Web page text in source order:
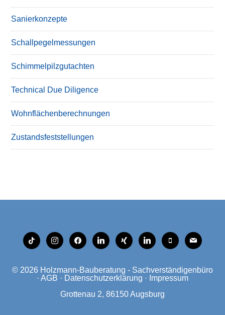
Sanierkonzepte
Schallpegelmessungen
Schimmelpilzgutachten
Technical Due Diligence
Wohnflächenberechnungen
Zustandsfeststellungen
tiktok instagramfacebooklinkedinxing linkedinmobilemail
© 2026 Holzmann-Bauberatung - Sachverständigenbüro
· AGB · Datenschutzerklärung · Impressum
Grottenau 2, 86150 Augsburg